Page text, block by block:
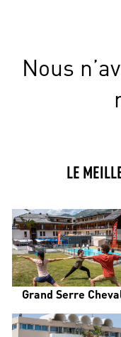
Nous
LE
Grand Serre